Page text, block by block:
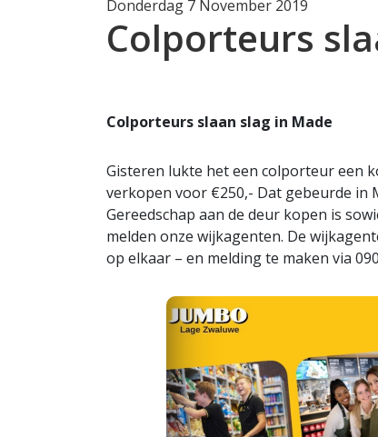
Donderdag 7 November 2019
Colporteurs
Colporteurs slaan slag in Made
Gisteren lukte het een colporteur een
verkopen voor €250,- Dat gebeurde in
Gereedschap aan de deur kopen is
melden onze wijkagenten. De
op elkaar – en melding te maken via